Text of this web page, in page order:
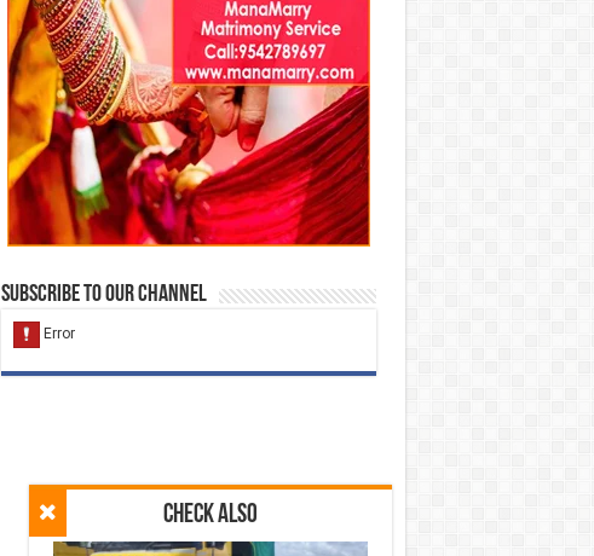
Check Also
Subscribe to our Channel